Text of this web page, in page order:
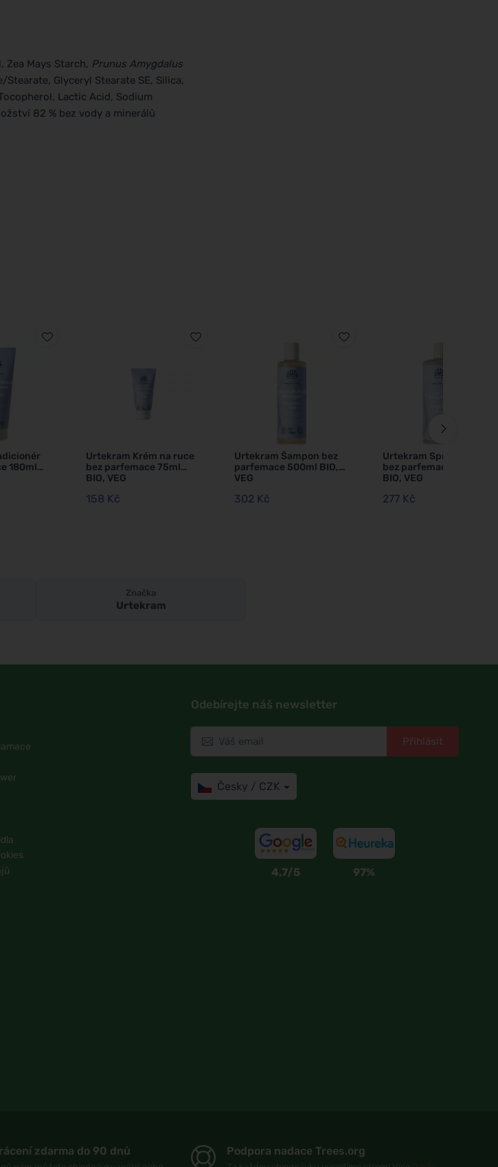
Zea Mays Starch, Prunus Amygdalus
Glyceryl Stearate SE, Silica,
Lactic Acid, Sodium
82 % bez vody a minerálů
180ml
Urtekram Krém na ruce
bez parfemace 75ml
BIO, VEG
158 Kč
Urtekram Šampon bez
parfemace 500ml BIO,
VEG
302 Kč
Urtekram Sprchový gel
bez parfemace 500ml
BIO, VEG
277 Kč
Značka
Urtekram
Odebírejte náš newsletter
Přihlásit
Česky / CZK
4,7/5 97%
zdarma do 90 dnů Podpora nadace Trees.org